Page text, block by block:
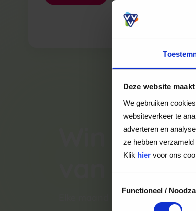
Deze website
We gebruiken
websiteverkeer te
adverteren en
ze hebben
Klik hiervoor ons
Functioneel /
Win een
van €100,-
Elke maand kiezen wij een